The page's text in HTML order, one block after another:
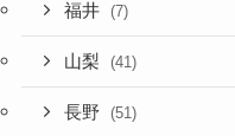
福井 (7)
山梨 (41)
長野 (51)